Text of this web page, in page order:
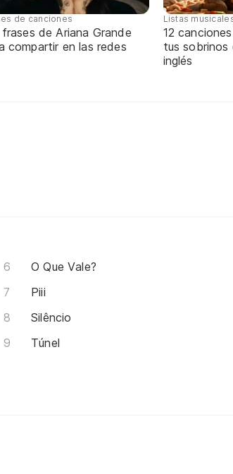
de canciones
frases de Ariana Grande
compartir en las redes
Listas
12
tus sobrinos
inglés
O Que Vale?
Piii
Silêncio
Túnel